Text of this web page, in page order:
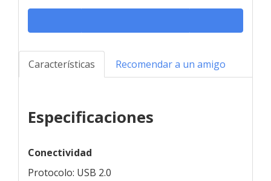
Características Recomendar a un amigo
Especificaciones
Conectividad
Protocolo: USB 2.0